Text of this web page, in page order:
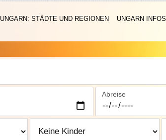
UNGARN: STÄDTE UND REGIONEN
UNGARN INFOS
Abreise